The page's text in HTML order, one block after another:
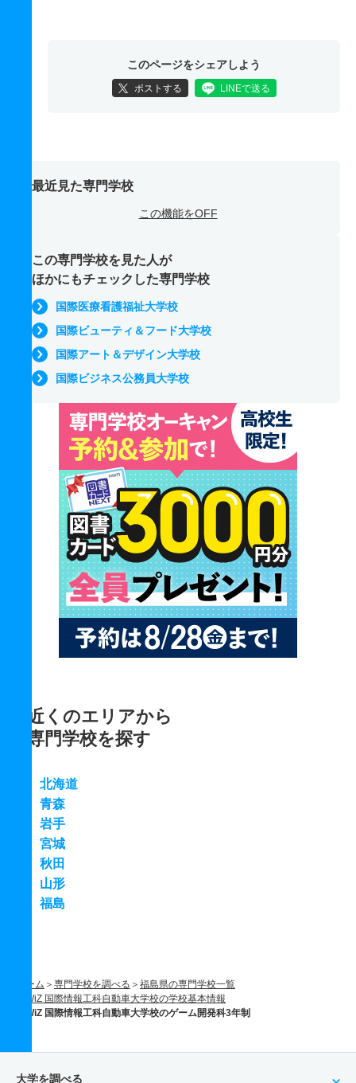
このページをシェアしよう
ポストする LINEで送る
最近見た専門学校
この機能をOFF
この専門学校を見た人が
ほかにもチェックした専門学校
国際医療看護福祉大学校
国際ビューティ＆フード大学校
国際アート＆デザイン大学校
国際ビジネス公務員大学校
近くのエリアから
専門学校を探す
北海道
青森
岩手
宮城
秋田
山形
福島
ホーム 専門学校を調べる
福島県の専門学校一覧
WiZ 国際情報工科自動車大学校の学校基本情報
WiZ 国際情報工科自動車大学校のゲーム開発科3年制
大学を調べる